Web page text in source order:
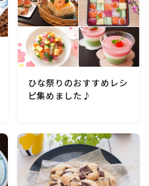
ひな祭りのおすすめレシ
ピ集めました♪